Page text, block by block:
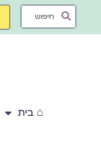
Search
⌂ בית